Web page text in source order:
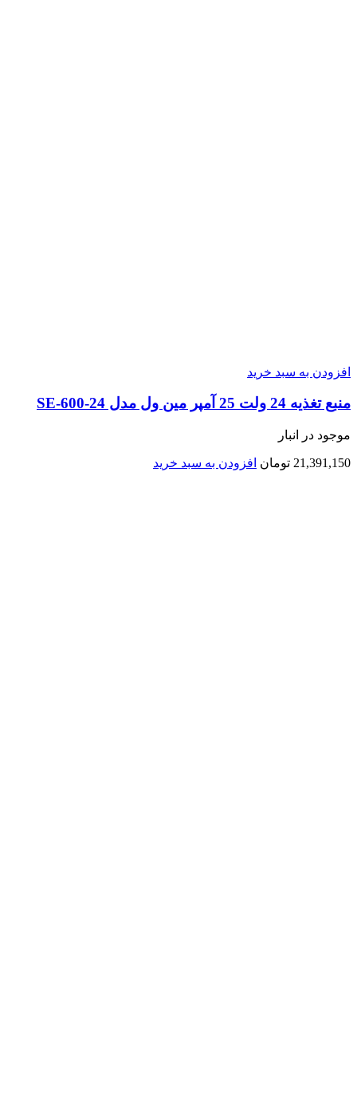
افزودن به سبد خرید
منبع تغذیه 24 ولت 25 آمپر مین ول مدل SE-600-24
موجود در انبار
21,391,150 تومان افزودن به سبد خرید